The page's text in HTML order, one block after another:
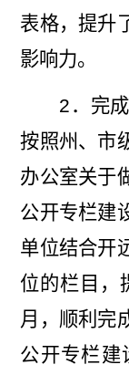
表格，提升
影响力。
2 ．完
按照州、市
办公室关于
公开专栏建
单位结合开
位的栏目，
月，顺利完
公开专栏建